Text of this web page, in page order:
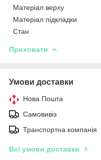
Матеріал верху
Матеріал підкладки
Стан
Приховати
Умови доставки
Нова Пошта
Самовивіз
Транспортна компанія
Всі умови доставки